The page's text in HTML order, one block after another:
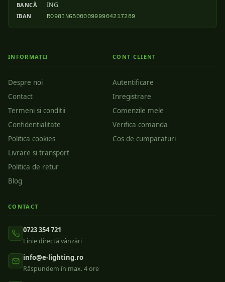
BANCĂ ING
IBAN RO98INGB0000999904217289
INFORMAȚII
Despre noi
Contact
Termeni si conditii
Confidentialitate
Politica cookies
Livrare si transport
Politica de retur
Blog
CONT CLIENT
Autentificare
Inregistrare
Comenzile mele
Verifica comanda
Cos de cumparaturi
CONTACT
0723 354 721
Linie directă vânzări
info@e-lighting.ro
Răspundem în max. 4 ore